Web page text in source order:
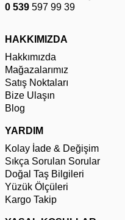
0 539 597 99 39
HAKKIMIZDA
Hakkımızda
Mağazalarımız
Satış Noktaları
Bize Ulaşın
Blog
YARDIM
Kolay İade & Değişim
Sıkça Sorulan Sorular
Doğal Taş Bilgileri
Yüzük Ölçüleri
Kargo Takip